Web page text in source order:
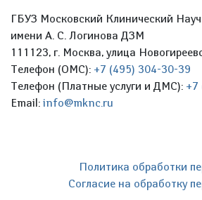
ГБУЗ Московский Клинический
имени А. С. Логинова ДЗМ
111123, г. Москва, улица
Телефон (ОМС): +7 (495) 304-30-39
Телефон (Платные услуги и ДМС): +7
Email: info@mknc.ru
Политика обработки
Согласие на обработку